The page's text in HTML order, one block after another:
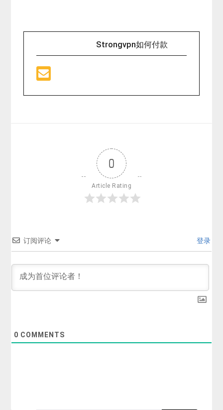
Strongvpn如何付款
0
Article Rating
订阅评论 登录
0 COMMENTS